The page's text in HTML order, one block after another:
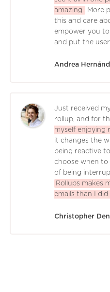
amazing.
More
this and care
empower you
and put the
Andrea
Just received
rollup, and for
myself enjoying
it changes the
being reactive
choose when to
of being
Rollups makes
emails than I
Christopher